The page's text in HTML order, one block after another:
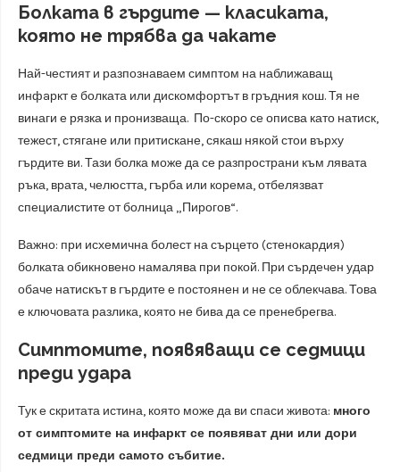
Болката в гърдите — класиката,
която не трябва да чакате
Най-честият и разпознаваем симптом на наближаващ
инфaркт е болката или дискомфортът в гръдния кош. Тя не
винаги е рязка и пронизваща. По-скоро се описва като натиск,
тежест, стягане или притискане, сякаш някой стои върху
гърдите ви. Тази болка може да се разпространи към лявата
ръка, врата, челюстта, гърба или корема, отбелязват
специалистите от болница „Пирогов“.
Важно: при исхемична болест на сърцето (стенокардия)
болката обикновено намалява при покой. При сърдечен удар
обаче натискът в гърдите е постоянен и не се облекчава. Това
е ключовата разлика, която не бива да се пренебрегва.
Симптомите, появяващи се седмици
преди удара
Тук е скритата истина, която може да ви спаси живота: много
от симптомите на инфаркт се появяват дни или дори
седмици преди самото събитие.